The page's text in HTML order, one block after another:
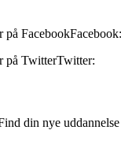
Facebook:
Twitter: